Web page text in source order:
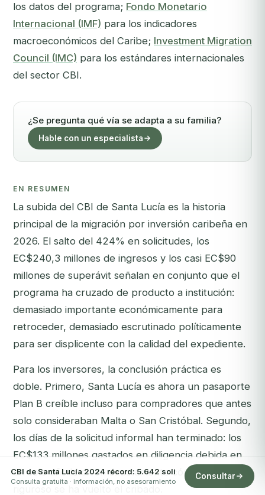
los datos del programa; Fondo Monetario
Internacional (IMF) para los indicadores
macroeconómicos del Caribe; Investment Migration
Council (IMC) para los estándares internacionales
del sector CBI.
¿Se pregunta qué vía se adapta a su familia?
Hable con un especialista
EN RESUMEN
La subida del CBI de Santa Lucía es la historia
principal de la migración por inversión caribeña en
2026. El salto del 424% en solicitudes, los
EC$240,3 millones de ingresos y los casi EC$90
millones de superávit señalan en conjunto que el
programa ha cruzado de producto a institución:
demasiado importante económicamente para
retroceder, demasiado escrutinado políticamente
para ser displicente con la calidad del expediente.
Para los inversores, la conclusión práctica es
doble. Primero, Santa Lucía es ahora un pasaporte
Plan B creíble incluso para compradores que antes
solo consideraban Malta o San Cristóbal. Segundo,
los días de la solicitud informal han terminado: los
EC$133 millones gastados en diligencia debida en
un solo año le dicen exactamente cómo de
CBI de Santa Lucía 2024 récord: 5.642 soli
Consulta gratuita · información, no asesoramiento
Consultar